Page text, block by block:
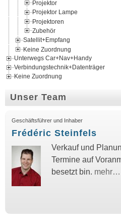
Projektor
Projektor Lampe
Projektoren
Zubehör
Satellit+Empfang
Keine Zuordnung
Unterwegs Car+Nav+Handy
Verbindungstechnik+Datenträger
Keine Zuordnung
Unser Team
Geschäftsführer und Inhaber
Frédéric Steinfels
Verkauf und
Termine auf
besetzt bin. mehr…